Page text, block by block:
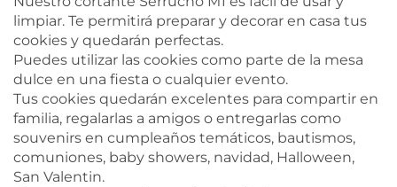
limpiar. Te permitirá preparar y decorar en casa tus
cookies y quedarán perfectas.
Puedes utilizar las cookies como parte de la mesa
dulce en una fiesta o cualquier evento.
Tus cookies quedarán excelentes para compartir en
familia, regalarlas a amigos o entregarlas como
souvenirs en cumpleaños temáticos, bautismos,
comuniones, baby showers, navidad, Halloween,
San Valentin.